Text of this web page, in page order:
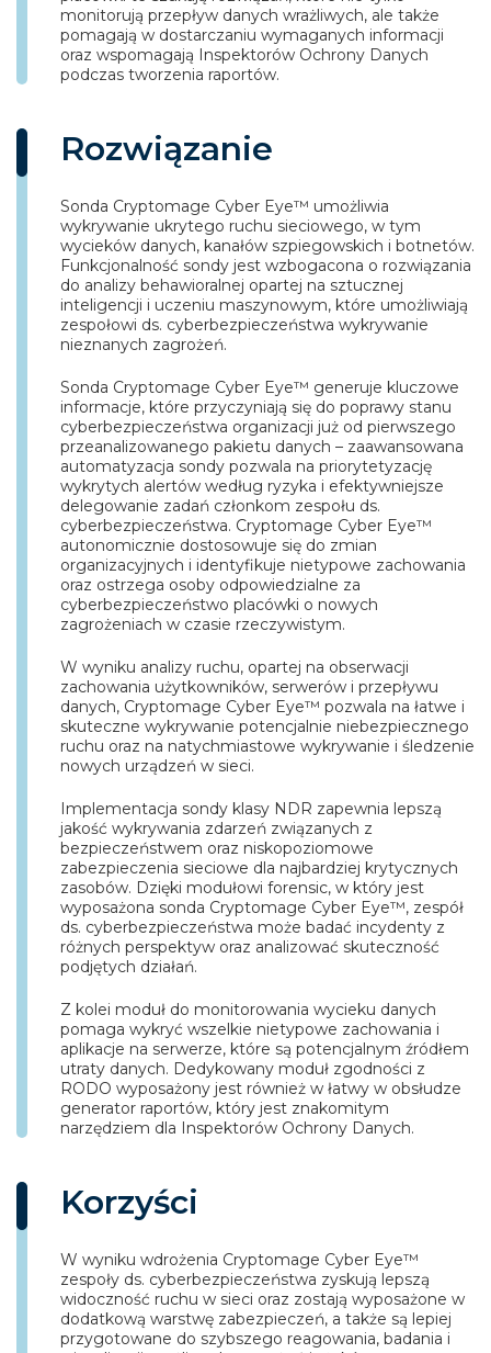
monitorują przepływ danych wrażliwych, ale także
pomagają w dostarczaniu wymaganych informacji
oraz wspomagają Inspektorów Ochrony Danych
podczas tworzenia raportów.
Rozwiązanie
Sonda Cryptomage Cyber Eye™ umożliwia
wykrywanie ukrytego ruchu sieciowego, w tym
wycieków danych, kanałów szpiegowskich i botnetów.
Funkcjonalność sondy jest wzbogacona o rozwiązania
do analizy behawioralnej opartej na sztucznej
inteligencji i uczeniu maszynowym, które umożliwiają
zespołowi ds. cyberbezpieczeństwa wykrywanie
nieznanych zagrożeń.
Sonda Cryptomage Cyber Eye™ generuje kluczowe
informacje, które przyczyniają się do poprawy stanu
cyberbezpieczeństwa organizacji już od pierwszego
przeanalizowanego pakietu danych – zaawansowana
automatyzacja sondy pozwala na priorytetyzację
wykrytych alertów według ryzyka i efektywniejsze
delegowanie zadań członkom zespołu ds.
cyberbezpieczeństwa. Cryptomage Cyber Eye™
autonomicznie dostosowuje się do zmian
organizacyjnych i identyfikuje nietypowe zachowania
oraz ostrzega osoby odpowiedzialne za
cyberbezpieczeństwo placówki o nowych
zagrożeniach w czasie rzeczywistym.
W wyniku analizy ruchu, opartej na obserwacji
zachowania użytkowników, serwerów i przepływu
danych, Cryptomage Cyber Eye™ pozwala na łatwe i
skuteczne wykrywanie potencjalnie niebezpiecznego
ruchu oraz na natychmiastowe wykrywanie i śledzenie
nowych urządzeń w sieci.
Implementacja sondy klasy NDR zapewnia lepszą
jakość wykrywania zdarzeń związanych z
bezpieczeństwem oraz niskopoziomowe
zabezpieczenia sieciowe dla najbardziej krytycznych
zasobów. Dzięki modułowi forensic, w który jest
wyposażona sonda Cryptomage Cyber Eye™, zespół
ds. cyberbezpieczeństwa może badać incydenty z
różnych perspektyw oraz analizować skuteczność
podjętych działań.
Z kolei moduł do monitorowania wycieku danych
pomaga wykryć wszelkie nietypowe zachowania i
aplikacje na serwerze, które są potencjalnym źródłem
utraty danych. Dedykowany moduł zgodności z
RODO wyposażony jest również w łatwy w obsłudze
generator raportów, który jest znakomitym
narzędziem dla Inspektorów Ochrony Danych.
Korzyści
W wyniku wdrożenia Cryptomage Cyber Eye™
zespoły ds. cyberbezpieczeństwa zyskują lepszą
widoczność ruchu w sieci oraz zostają wyposażone w
dodatkową warstwę zabezpieczeń, a także są lepiej
przygotowane do szybszego reagowania, badania i